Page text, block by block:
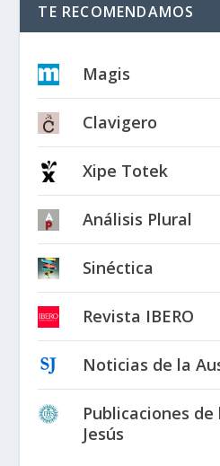
TE RECOMENDAMOS
Magis
Clavigero
Xipe Totek
Análisis Plural
Sinéctica
Revista IBERO
Noticias de la
Publicaciones
Jesús